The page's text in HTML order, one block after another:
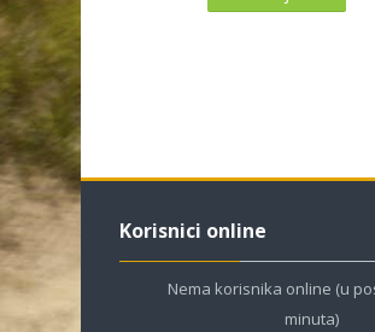
Korisnici online
Nema korisnika online (u
minuta)